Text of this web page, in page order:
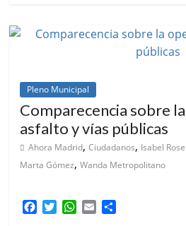
Pleno Municipal
Comparecencia sobre
asfalto y vías públicas
Ahora Madrid,Ciudadanos, Isabel
Marta Gómez,Wanda Metropolitano
F
T
W
E